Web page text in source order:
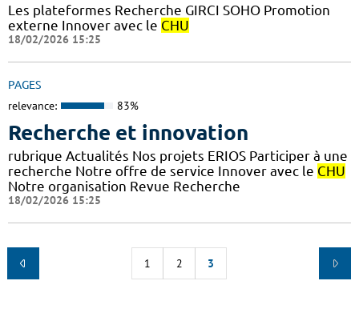
Les plateformes Recherche GIRCI SOHO Promotion
externe Innover avec le CHU
18/02/2026 15:25
PAGES
relevance: 83%
Recherche et innovation
rubrique Actualités Nos projets ERIOS Participer à une
recherche Notre offre de service Innover avec le CHU
Notre organisation Revue Recherche
18/02/2026 15:25
1 2 3